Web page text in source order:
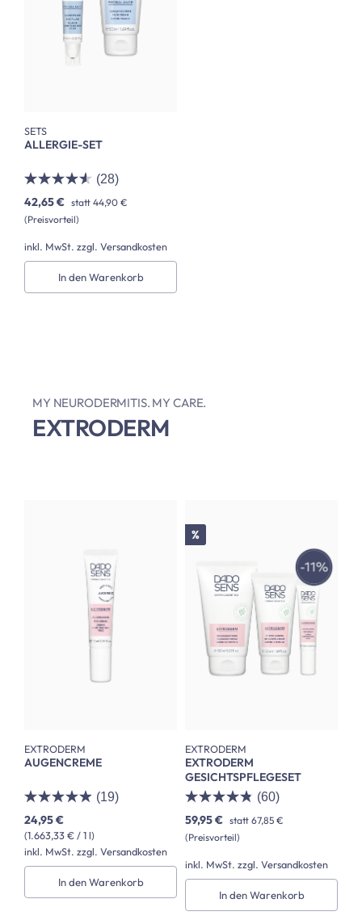
SETS
ALLERGIE-SET
(28)
42,65 € statt 44,90 €
(Preisvorteil)
inkl. MwSt. zzgl. Versandkosten
In den Warenkorb
MY NEURODERMITIS. MY CARE.
EXTRODERM
EXTRODERM
AUGENCREME
(19)
(1.663,33 € / 1 l)
24,95 €
inkl. MwSt. zzgl. Versandkosten
In den Warenkorb
Rabatt
%
EXTRODERM
EXTRODERM
GESICHTSPFLEGESET
(60)
59,95 € statt 67,85 €
(Preisvorteil)
inkl. MwSt. zzgl. Versandkosten
In den Warenkorb